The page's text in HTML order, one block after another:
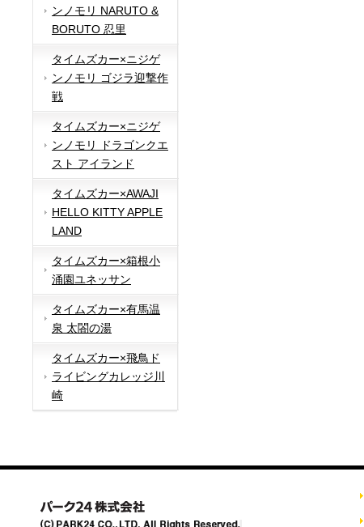
ンノモリ NARUTO &
BORUTO 忍里
タイムズカー×ニジゲ
ンノモリ ゴジラ迎撃作
戦
タイムズカー×ニジゲ
ンノモリ ドラゴンクエ
スト アイランド
タイムズカー×AWAJI
HELLO KITTY APPLE
LAND
タイムズカー×箱根小
涌園ユネッサン
タイムズカー×有馬温
泉 太閤の湯
タイムズカー×飛鳥ド
ライビングカレッジ川
崎